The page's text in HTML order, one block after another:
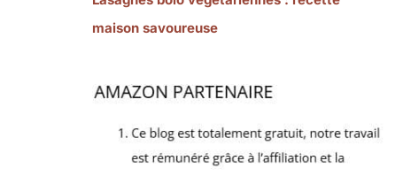
maison savoureuse